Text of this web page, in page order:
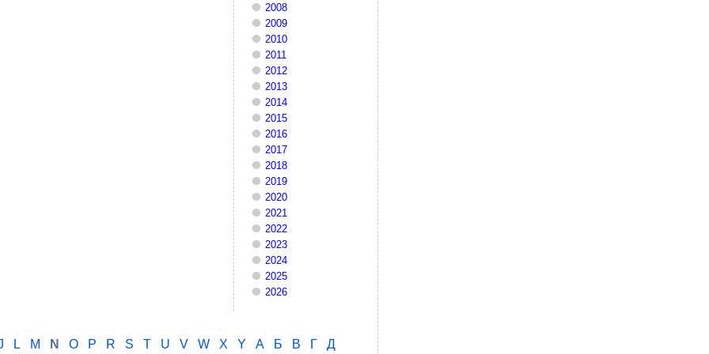
2008
2009
2010
2011
2012
2013
2014
2015
2016
2017
2018
2019
2020
2021
2022
2023
2024
2025
2026
L M N O P R S T U V W X Y А Б В Г
Д